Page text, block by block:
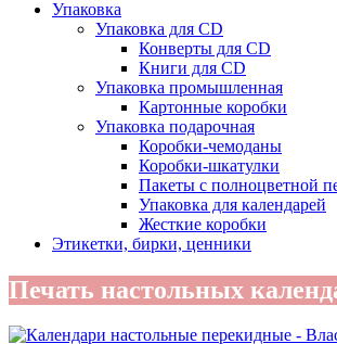
Упаковка
Упаковка для CD
Конверты для CD
Книги для CD
Упаковка промышленная
Картонные коробки
Упаковка подарочная
Коробки-чемоданы
Коробки-шкатулки
Пакеты с полноцветной
Упаковка для календарей
Жесткие коробки
Этикетки, бирки, ценники
Печать настольных